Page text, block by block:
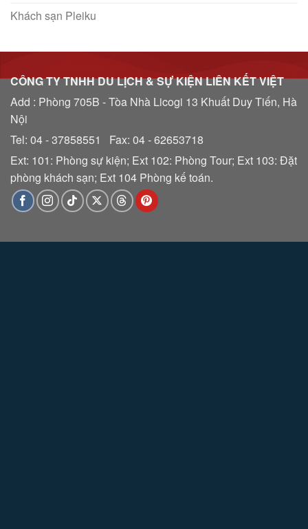
Khách sạn Pleiku
CÔNG TY TNHH DU LỊCH & SỰ KIỆN LIÊN KẾT VIỆT
Add : Phòng 705B - Tòa Nhà Licogi 13 Khuất Duy Tiến, Hà
Nội
Tel: 04 - 37858551 Fax: 04 - 62653718
Ext: 101: Phòng sự kiện; Ext 102: Phòng Tour; Ext 103: Đặt
phòng khách sạn; Ext 104 Phòng kế toán.